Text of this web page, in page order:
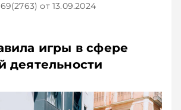
от 13.09.2024
игры в сфере
деятельности